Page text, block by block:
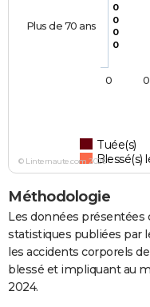
0
0
0
0
Tuée(s)
Blessé(s)
Plus de 70 ans
0
© Linternaute.com 2026
Méthodologie
Les données présentées
statistiques publiées par
les accidents corporels
blessé et impliquant au
2024.